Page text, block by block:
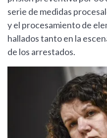
serie de medidas
y el procesamiento de
hallados tanto en la
de los arrestados.